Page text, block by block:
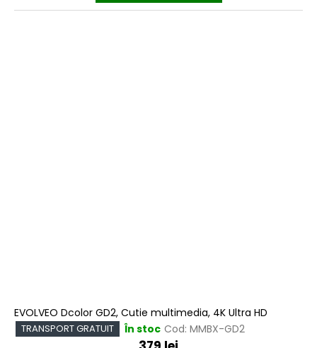
EVOLVEO Dcolor GD2, Cutie multimedia, 4K Ultra HD
TRANSPORT GRATUIT În stoc Cod: MMBX-GD2